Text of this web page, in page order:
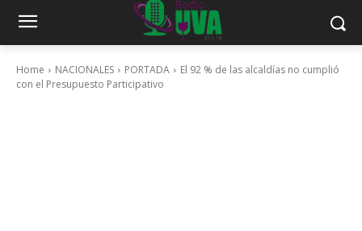
Home NACIONALES PORTADA
El 92 % de las alcaldías no cumplió
con el Presupuesto Participativo